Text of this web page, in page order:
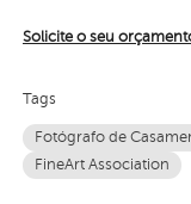
Solicite o seu
Tags
Fotógrafo de
FineArt Association